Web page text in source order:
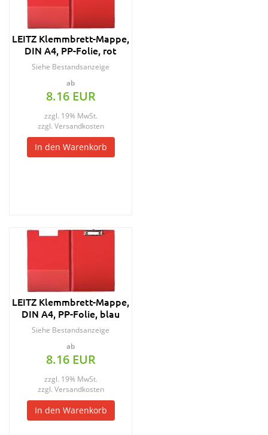
LEITZ Klemmbrett-Mappe,
DIN A4, PP-Folie, rot
Siehe Bestandsanzeige
ab
8.16 EUR
zzgl. 19% MwSt.
zzgl. Versandkosten
In den Warenkorb
LEITZ Klemmbrett-Mappe,
DIN A4, PP-Folie, blau
Siehe Bestandsanzeige
ab
8.16 EUR
zzgl. 19% MwSt.
zzgl. Versandkosten
In den Warenkorb